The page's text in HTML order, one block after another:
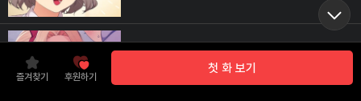
즐겨찾기 후원하기
첫 화 보기
제146화